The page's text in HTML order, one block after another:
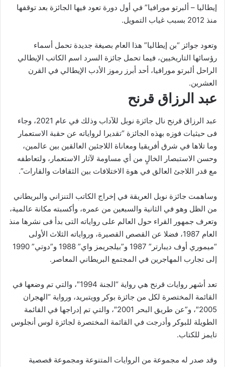
إيطاليا – ألبرتو مورافيا” في أول دورة تعود فيها الجائزة بعد توقفها
منذ 2012 بسبب غياب التمويل.
وتعود جوائز “بن إيطاليا” هذا العام بصيغة جديدة تحمل أسماء
رؤسائها التاريخيين، فيما تحمل جائزة السرد اسم الكاتب الإيطالي
الراحل ألبرتو مورافيا، أحد أبرز رموز الأدب الإيطالي في القرن
العشرين.
عبد الرزاق قرنح
عبد الرزاق قرنح نال جائزة نوبل للآداب وذلك في عام 2021، وجاء
فى حيثيات فوزه بهذه الجائزة “تقديرا لرواياته عن حقبة الاستعمار
وما تلاها في شرق أفريقيا ومعاناة اللاجئين العالقين بين عالمين،
وحسن الاستبصار الخالٍ من أي مساومة لآثار الاستعمار، ولتعاطفه
مع قدر اللاجئ العالق في هوة الاختلافات بين الثقافات والقارات”.
وساهمت جائزة نوبل العريقة في إخراج الكاتب التنزاني والبريطاني
من الظل وهو في الثانية والسبعين من عمره، وأكسبته مكانة عالمية،
وتعرف جمهور القراء حول العالم على رواياته التى بدأ فى نشرها منذ
العام 1987، فضلا عن القصص القصيرة، ورواياته الثلاث الأولى
“ميموري أوف ديبارتر” 1987 و”بيلجريمز واي” 1988 و”دوتي” 1990
إلى تجارب المهاجرين في المجتمع البريطاني المعاصر.
تعد أشهر روايات قرنح هي رواية “الجنة 1994″، والتي تم وضعها في
القائمة المختصرة لكل من جائزة بوكر وويتبريد، ورواية “الهجران
2005″، و”عن طريق البحر 2001″، والتي تم إدراجها في القائمة
الطويلة للبوكر وأدرجت في القائمة المختصرة لجائزة لوس أنجلوس
تايمز للكتاب.
وقد صدر له مجموعة من الروايات المتنوعة ومجموعة قصصية